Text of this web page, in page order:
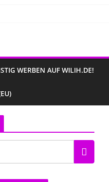
WERBEN AUF WILIH.DE!